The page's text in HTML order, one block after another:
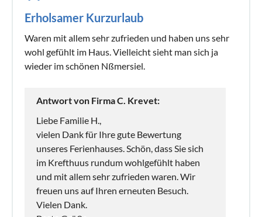
Erholsamer Kurzurlaub
Waren mit allem sehr zufrieden und haben uns sehr
wohl gefühlt im Haus. Vielleicht sieht man sich ja
wieder im schönen Nßmersiel.
Antwort von Firma C. Krevet:
Liebe Familie H.,
vielen Dank für Ihre gute Bewertung
unseres Ferienhauses. Schön, dass Sie sich
im Krefthuus rundum wohlgefühlt haben
und mit allem sehr zufrieden waren. Wir
freuen uns auf Ihren erneuten Besuch.
Vielen Dank.